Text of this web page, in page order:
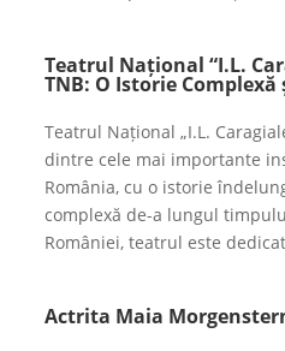
Teatrul Național “I.L.
TNB: O Istorie
Teatrul Național „I.L.
dintre cele mai importante
România, cu o istorie
complexă de-a lungul
României, teatrul este
Actrita Maia